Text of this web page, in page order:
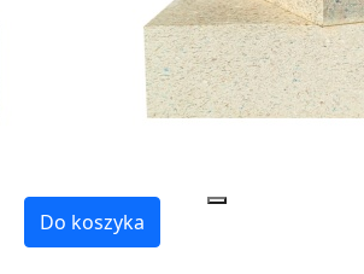
Do koszyka